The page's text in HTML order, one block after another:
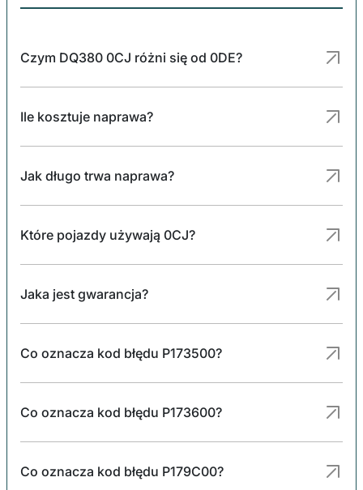
Czym DQ380 0CJ różni się od 0DE?
Ile kosztuje naprawa?
Jak długo trwa naprawa?
Które pojazdy używają 0CJ?
Jaka jest gwarancja?
Co oznacza kod błędu P173500?
Co oznacza kod błędu P173600?
Co oznacza kod błędu P179C00?